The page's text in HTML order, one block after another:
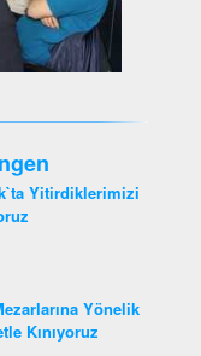
Yitirdiklerimizi
Yönelik
Kınıyoruz